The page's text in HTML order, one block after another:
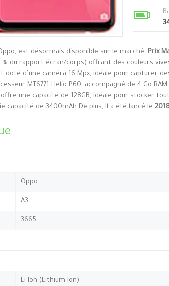
est désormais disponible sur le marché, Prix
% du rapport écran/corps) offrant des couleurs
doté d’une caméra 16 Mpx, idéale pour capturer
MT6771 Helio P60, accompagné de 4 Go
une capacité de 128GB, idéale pour stocker
capacité de 3400mAh De plus, Il a été lancé le
Oppo
A3
3665
Li-Ion (Lithium Ion)